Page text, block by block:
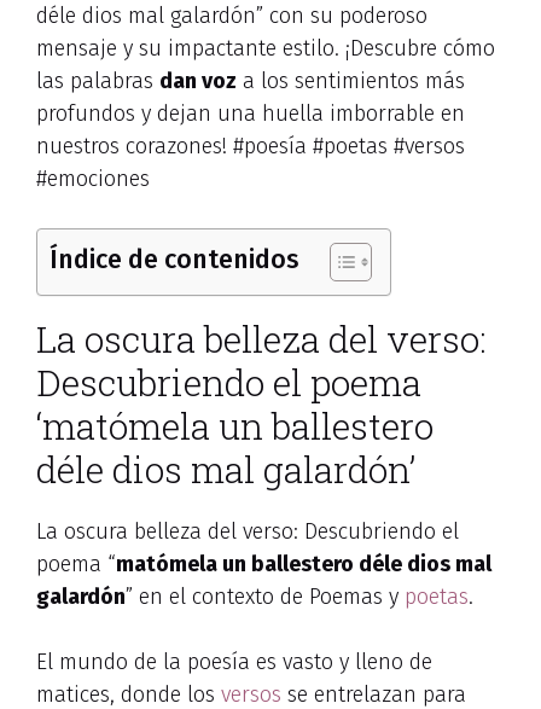
déle dios mal galardón” con su poderoso
mensaje y su impactante estilo. ¡Descubre cómo
las palabras dan voz a los sentimientos más
profundos y dejan una huella imborrable en
nuestros corazones! #poesía #poetas #versos
#emociones
Índice de contenidos
La oscura belleza del verso:
Descubriendo el poema
‘matómela un ballestero
déle dios mal galardón’
La oscura belleza del verso: Descubriendo el
poema “matómela un ballestero déle dios mal
galardón” en el contexto de Poemas y poetas.
El mundo de la poesía es vasto y lleno de
matices, donde los versos se entrelazan para